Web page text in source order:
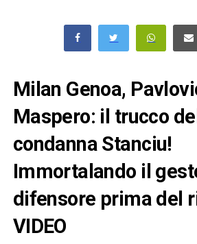
Milan Genoa,
Maspero: il trucco
condanna Stanciu!
Immortalando il
difensore prima del
VIDEO